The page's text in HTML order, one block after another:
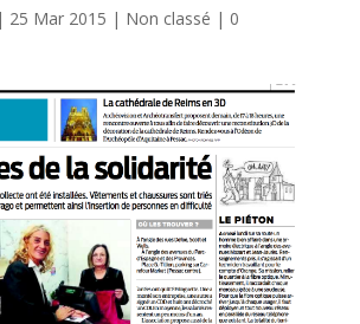
| 25 Mar 2015 | Non classé | 0